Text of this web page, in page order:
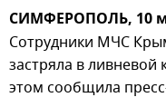
СИМФЕРОПОЛЬ, 10
Сотрудники МЧС
застряла в ливневой
этом сообщила